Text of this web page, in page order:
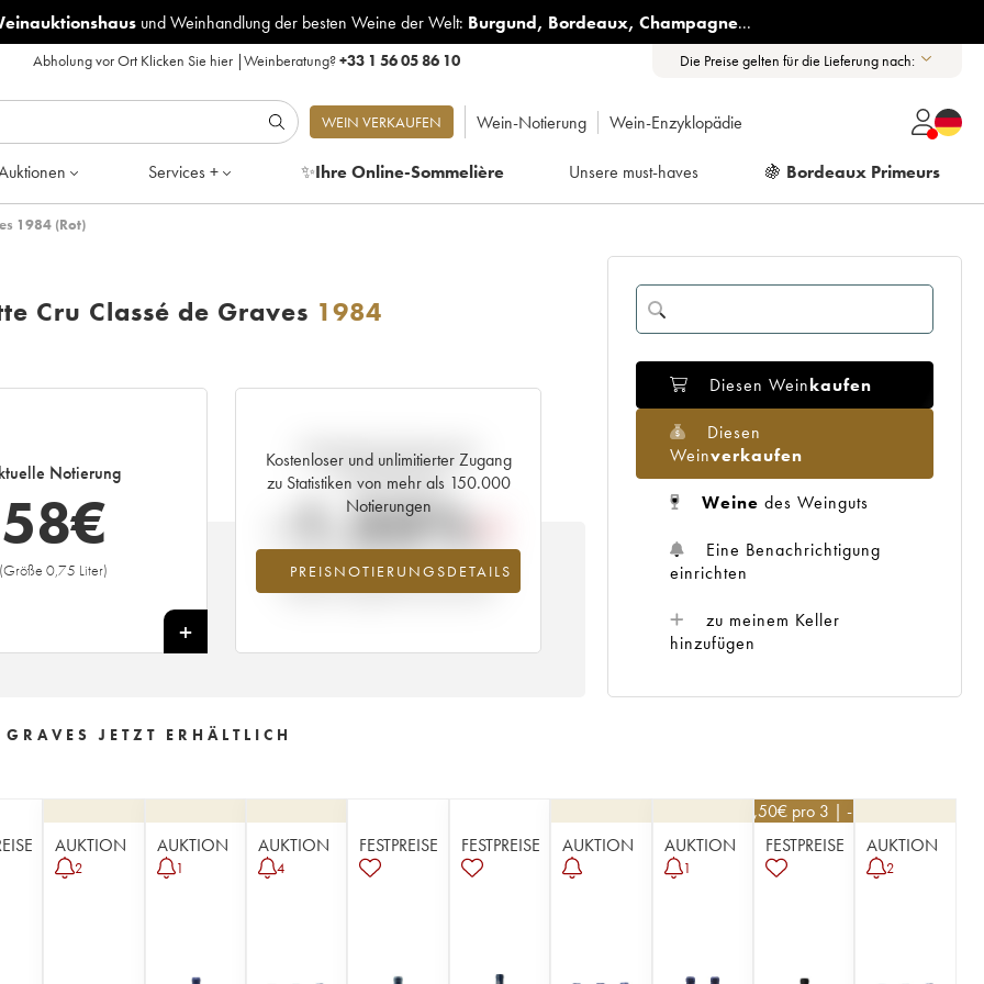
und Weinhandlung der besten Weine der Welt: Burgund, Bordeaux, Champagne...
Abholung vor Ort Klicken Sie hier|Weinberatung?+33 1 56 05 86 10 Die Preise gelten für die Lieferung nach:
WEIN VERKAUFEN Wein-Notierung Wein-Enzyklopädie
Services + ✨Ihre Online-Sommelière Unsere must-haves 🍇 Bordeaux Primeurs
1984 (Rot)
Cru Classé de Graves 1984
Notierung
58€
(Größe 0,75 Liter)
+
Kostenloser und unlimitierter Zugang
zu Statistiken von mehr als 150.000
Notierungen
PREISNOTIERUNGSDETAILS
Aktuelle Entwicklung der
Preisnotierung
-1.33%
Preisabfall des Jahrgangs 1984 im Jahr
2026 im Vergleich zum Jahr 2025
Diesen Weinkaufen
Diesen
Weinverkaufen
Weine des Weinguts
Eine Benachrichtigung
einrichten
zu meinem Keller
hinzufügen
JETZT ERHÄLTLICH
AUKTION
2
AUKTION
1
AUKTION
4
FESTPREISE FESTPREISE AUKTION AUKTION
1
148,50€ pro 3 | -10%
FESTPREISE
AUKTION
2